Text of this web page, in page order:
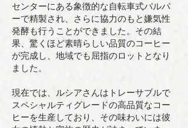
センターにある象徴的な自転車式パルパ
ーで精製され、さらに協力のもと嫌気性
発酵も行うことができました。その結
果、驚くほど素晴らしい品質のコーヒー
が完成し、地域でも屈指のロットとなり
ました。
現在では、ルシアさんはトレーサブルで
スペシャルティグレードの高品質なコー
ヒーを生産しており、その味わいには彼